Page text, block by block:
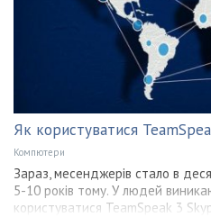
Як користуватися
Компютери
Зараз, месенджерів стало в
5-10 років тому. У людей
користуватися TeamSpeak 3